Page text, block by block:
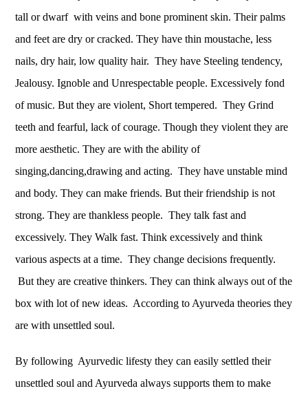
tall or dwarf with veins and bone prominent skin. Their palms
and feet are dry or cracked. They have thin moustache, less
nails, dry hair, low quality hair. They have Steeling tendency,
Jealousy. Ignoble and Unrespectable people. Excessively fond
of music. But they are violent, Short tempered. They Grind
teeth and fearful, lack of courage. Though they violent they are
more aesthetic. They are with the ability of
singing,dancing,drawing and acting. They have unstable mind
and body. They can make friends. But their friendship is not
strong. They are thankless people. They talk fast and
excessively. They Walk fast. Think excessively and think
various aspects at a time. They change decisions frequently.
But they are creative thinkers. They can think always out of the
box with lot of new ideas. According to Ayurveda theories they
are with unsettled soul.
By following Ayurvedic lifesty they can easily settled their
unsettled soul and Ayurveda always supports them to make